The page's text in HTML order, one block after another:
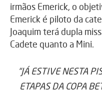
irmãos Emerick, o
Emerick é piloto da
Joaquim terá dupla
Cadete quanto a Mini.
“JÁ ESTIVE NESTA
ETAPAS DA COPA